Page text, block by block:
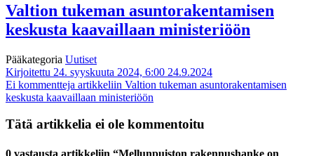
Valtion tukeman asuntorakentamisen
keskusta kaavaillaan ministeriöön
Pääkategoria Uutiset
Kirjoitettu 24. syyskuuta 2024, 6:00 24.9.2024
Ei kommentteja artikkeliin Valtion tukeman asuntorakentamisen
keskusta kaavaillaan ministeriöön
Tätä artikkelia ei ole kommentoitu
0 vastausta artikkeliin “Mellunpuiston rakennushanke on